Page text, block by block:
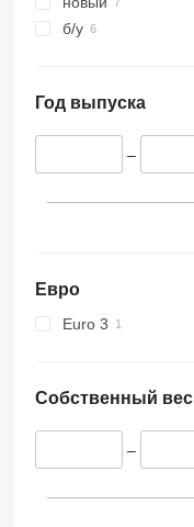
б/у
Год выпуска
–
Евро
Euro 3
Собственный вес
–